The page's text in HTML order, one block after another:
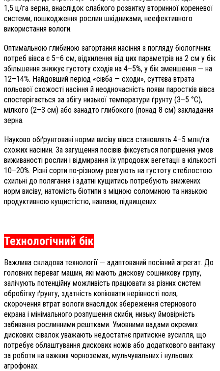
1,5 ц/га зерна, внаслідок слабкого розвитку вторинної кореневої
системи, пошкодження рослин шкідниками, неефективного
використання вологи.
Оптимальною глибиною загортання насіння з погляду біологічних
потреб вівса є 5–6 см, відхилення від цих параметрів на 2 см у бік
збільшення знижує густоту сходів на 4–5%, у бік зменшення — на
12–14%. Найдовший період «сівба — сходи», суттєва втрата
польової схожості насіння й неодночасність появи паростків вівса
спостерігається за збігу низької температури ґрунту (3–5 °С),
мілкого (2–3 см) або занадто глибокого (понад 8 см) закладання
зерна.
Науково обґрунтовані норми висіву вівса становлять 4–5 млн/га
схожих насінин. За загущення посівів фіксується погіршення умов
виживаності рослин і відмирання їх упродовж вегетації в кількості
10–20%. Різні сорти по-різному реагують на густоту стеблостою:
схильні до полягання і здатні кущитись потребують знижених
норм висіву, натомість біотипи з міцною соломиною та низькою
продуктивною кущистістю, навпаки, підвищених.
Технологічний бік
Важлива складова технології — адаптований посівний агрегат. До
головних переваг машин, які мають дискову сошникову групу,
залічують потенційну можливість працювати за різних систем
обробітку ґрунту, здатність копіювати нерівності поля,
скорочення втрат вологи внаслідок збереження стернового
екрана і мінімального розпушення скиби, низьку ймовірність
забивання рослинними рештками. Умовними вадами окремих
дискових сівалок уважають недостатнє притискне зусилля, що
потребує облаштування дискових ножів або додаткового вантажу
за роботи на важких чорноземах, мульчувальних і нульових
агрофонах.